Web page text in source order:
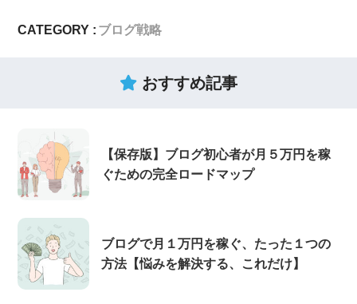
CATEGORY : ブログ戦略
おすすめ記事
【保存版】ブログ初心者が月５万円を稼
ぐための完全ロードマップ
ブログで月１万円を稼ぐ、たった１つの
方法【悩みを解決する、これだけ】